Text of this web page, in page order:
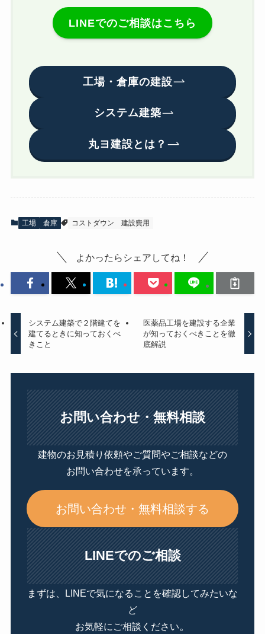
LINEでのご相談はこちら
工場・倉庫の建設
システム建築
丸ヨ建設とは？
工場 倉庫 コストダウン 建設費用
よかったらシェアしてね！
システム建築で２階建てを
建てるときに知っておくべ
きこと
医薬品工場を建設する企業
が知っておくべきことを徹
底解説
お問い合わせ・無料相談
建物のお見積り依頼やご質問やご相談などの
お問い合わせを承っています。
お問い合わせ・無料相談する
LINEでのご相談
まずは、LINEで気になることを確認してみたいな
ど
お気軽にご相談ください。